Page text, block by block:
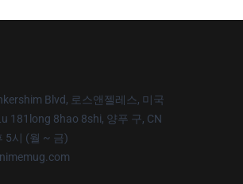
Blvd, 로스앤젤레스, 미국
181long 8hao 8shi, 양푸 구, CN
5시 (월 ~ 금)